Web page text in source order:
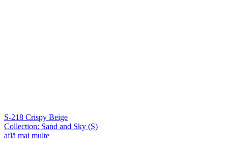
S-218 Crispy Beige
Collection: Sand and Sky (S)
află mai multe